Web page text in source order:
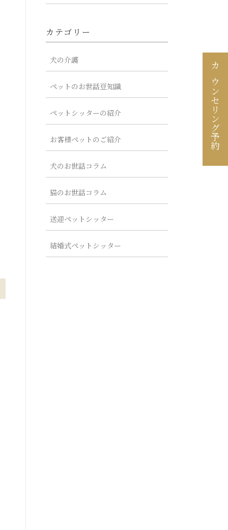
カテゴリー
犬の介護
ペットのお世話豆知識
ペットシッターの紹介
お客様ペットのご紹介
犬のお世話コラム
猫のお世話コラム
送迎ペットシッター
結婚式ペットシッター
カウンセリング予約